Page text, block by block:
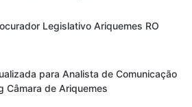
Legislativo Ariquemes RO
para Analista de Comunicação
Câmara de Ariquemes